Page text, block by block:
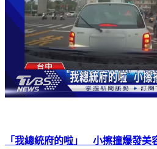
「我總統府的啦」 小擦撞爆發美